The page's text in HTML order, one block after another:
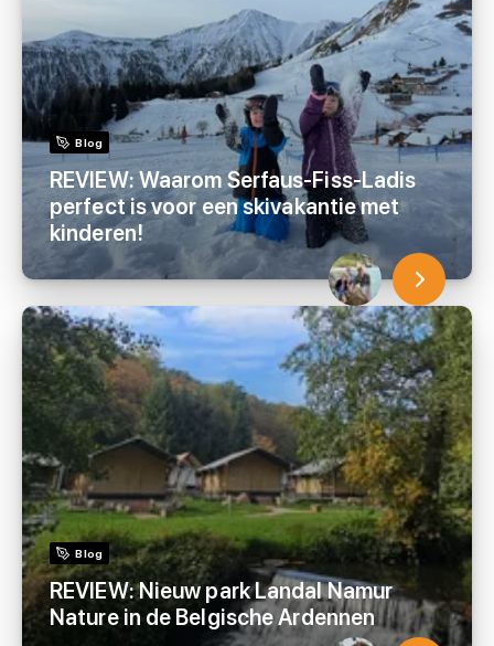
Blog
REVIEW: Waarom Serfaus-Fiss-Ladis
perfect is voor een skivakantie met
kinderen!
Blog
REVIEW: Nieuw park Landal Namur
Nature in de Belgische Ardennen